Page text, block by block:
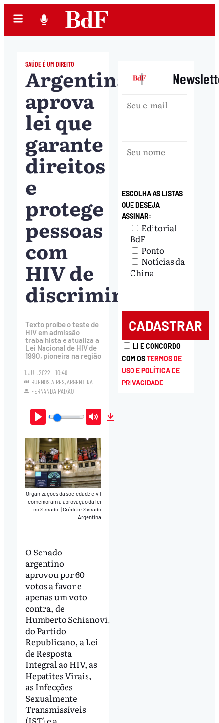
SAÚDE É UM DIREITO
Argentina
aprova
lei que
garante
direitos
e
protege
pessoas
com
HIV de
discriminação
Texto proíbe o teste de
HIV em admissão
trabalhista e atualiza a
Lei Nacional de HIV de
1990, pioneira na região
1.JUL.2022 - 10:40
BUENOS AIRES, ARGENTINA
FERNANDA PAIXÃO
Play Mute
Organizações da sociedade civil
comemoram a aprovação da lei
no Senado.
Crédito: Senado
Argentina
O Senado
argentino
aprovou por 60
votos a favor e
apenas um voto
contra, de
Humberto Schianovi,
do Partido
Republicano, a Lei
de Resposta
Integral ao HIV, as
Hepatites Virais,
as Infecções
Sexualmente
Transmissíveis
(IST) e a
|
ESCOLHA AS LISTAS
QUE DESEJA
ASSINAR:
Editorial
BdF
Ponto
Notícias da
China
LI E CONCORDO
COM OSTERMOS DE
USO E POLÍTICA DE
PRIVACIDADE